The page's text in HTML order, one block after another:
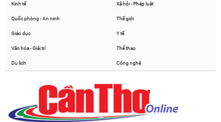
Kinh tế Xã hội - Pháp luật
Quốc phòng - An ninh Thế giới
Giáo dục Y tế
Văn hóa - Giải trí Thể thao
Du lịch Công nghệ